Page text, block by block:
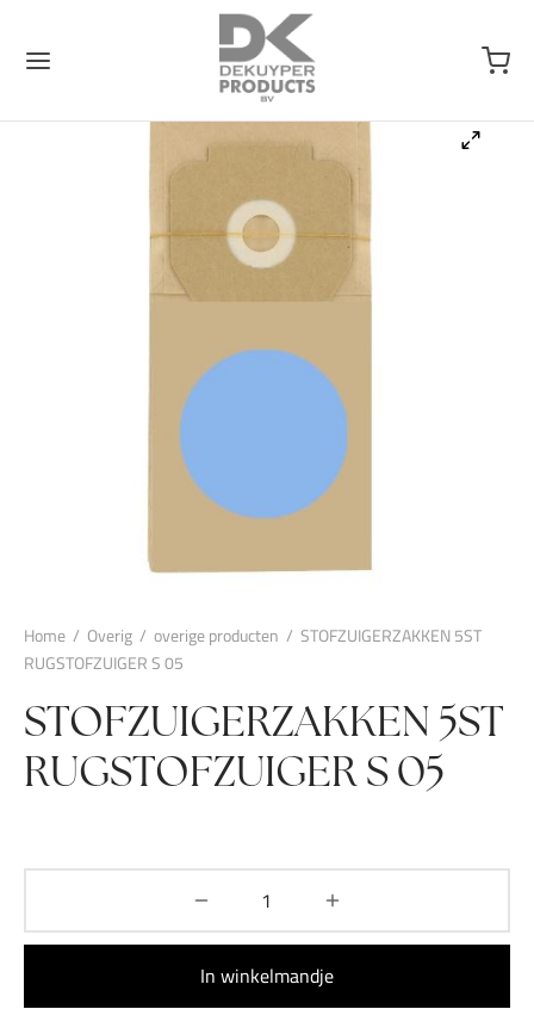
Home / Overig / overige producten / STOFZUIGERZAKKEN 5ST
RUGSTOFZUIGER S 05
STOFZUIGERZAKKEN 5ST
RUGSTOFZUIGER S 05
In winkelmandje